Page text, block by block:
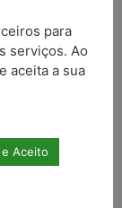
para
serviços. Ao
aceita a sua
Aceito